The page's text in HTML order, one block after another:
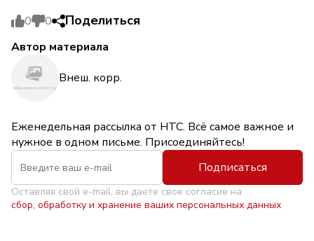
0 0 Поделиться
Автор материала
Внеш. корр.
Еженедельная рассылка от НТС. Всё самое важное и
нужное в одном письме. Присоединяйтесь!
Подписаться
Оставляя свой e-mail, вы даете свое согласие на
сбор, обработку и хранение ваших персональных данных